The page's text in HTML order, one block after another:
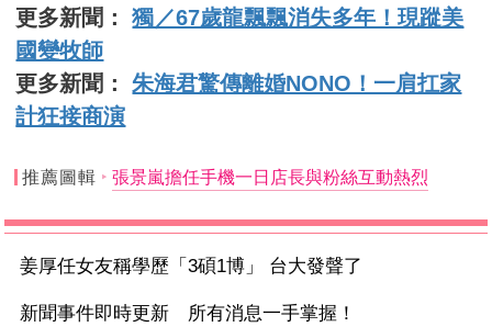
更多新聞：獨／67歲龍飄飄消失多年！現蹤美
國變牧師
更多新聞：朱海君驚傳離婚NONO！一肩扛家
計狂接商演
推薦圖輯 張景嵐擔任手機一日店長與粉絲互動熱烈
姜厚任女友稱學歷「3碩1博」 台大發聲了
新聞事件即時更新 所有消息一手掌握！